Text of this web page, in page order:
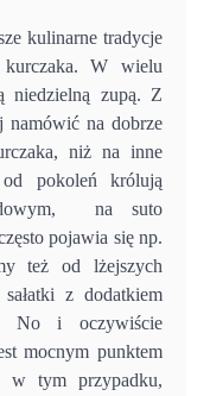
kulinarne tradycje
W wielu
niedzielną zupą. Z
namówić na dobrze
niż na inne
pokoleń królują
na suto
pojawia się np.
też od lżejszych
z dodatkiem
No i oczywiście
mocnym punktem
w tym przypadku,